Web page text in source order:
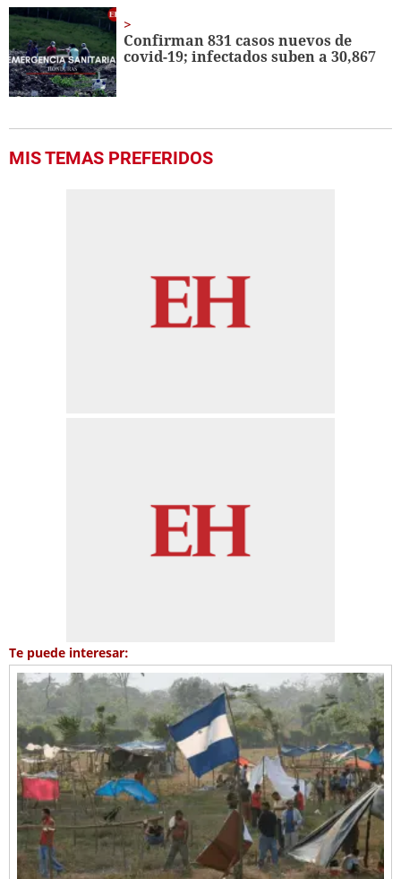
Confirman 831 casos nuevos de
covid-19; infectados suben a 30,867
MIS TEMAS PREFERIDOS
Te puede interesar: